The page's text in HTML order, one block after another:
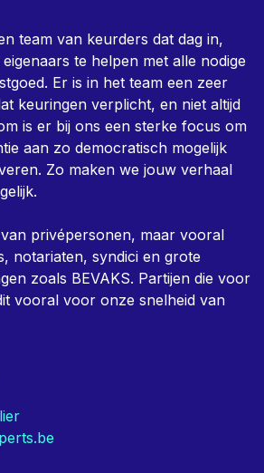
team van keurders dat dag in,
te helpen met alle nodige
Er is in het team een zeer
keuringen verplicht, en niet altijd
is er bij ons een sterke focus om
aan zo democratisch mogelijk
Zo maken we jouw verhaal
privépersonen, maar vooral
notariaten, syndici en grote
zoals BEVAKS. Partijen die voor
vooral voor onze snelheid van